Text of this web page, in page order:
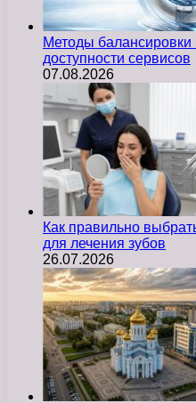
Методы балансировки
доступности сервисов
07.08.2026
Как правильно
для лечения зубов
26.07.2026